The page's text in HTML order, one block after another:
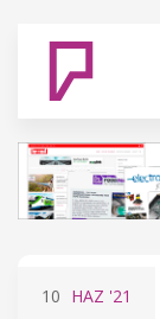
10 HAZ '21